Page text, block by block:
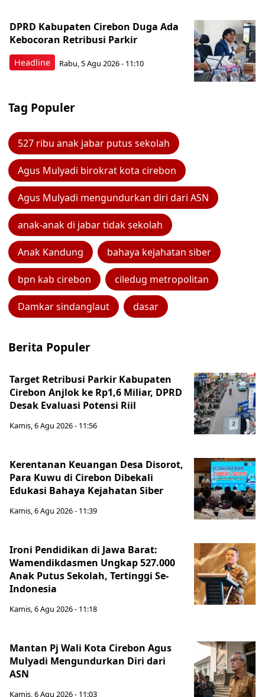
Headline
DPRD Kabupaten Cirebon Duga Ada
Kebocoran Retribusi Parkir
Rabu, 5 Agu 2026 - 11:10
Tag Populer
527 ribu anak jabar putus sekolah
Agus Mulyadi birokrat kota cirebon
Agus Mulyadi mengundurkan diri dari ASN
anak-anak di jabar tidak sekolah
Anak Kandung bahaya kejahatan siber
bpn kab cirebon ciledug metropolitan
Damkar sindanglaut dasar
Berita Populer
Target Retribusi Parkir Kabupaten
Cirebon Anjlok ke Rp1,6 Miliar, DPRD
Desak Evaluasi Potensi Riil
Kamis, 6 Agu 2026 - 11:56
Kerentanan Keuangan Desa Disorot,
Para Kuwu di Cirebon Dibekali
Edukasi Bahaya Kejahatan Siber
Kamis, 6 Agu 2026 - 11:39
Ironi Pendidikan di Jawa Barat:
Wamendikdasmen Ungkap 527.000
Anak Putus Sekolah, Tertinggi Se-
Indonesia
Kamis, 6 Agu 2026 - 11:18
Mantan Pj Wali Kota Cirebon Agus
Mulyadi Mengundurkan Diri dari
ASN
Kamis, 6 Agu 2026 - 11:03